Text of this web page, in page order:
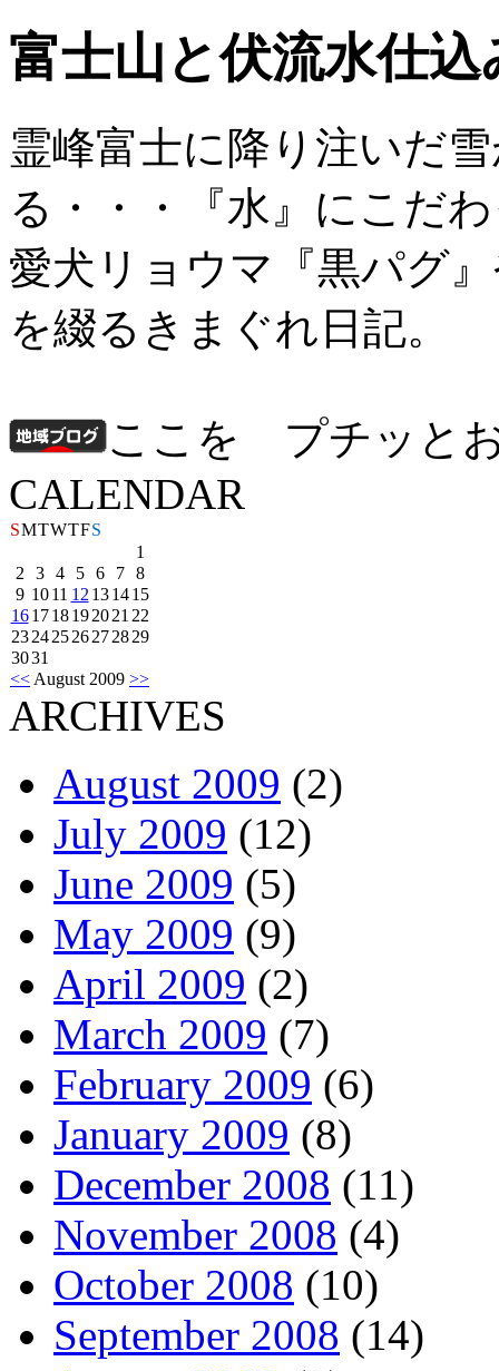
富士山と伏流水仕
霊峰富士に降り注いだ
る・・・『水』にこだ
愛犬リョウマ『黒パグ
を綴るきまぐれ日記。
ここを プチッと
CALENDAR
SMTWTFS
1
2
3 4 5 6 7
8
9 10 11 12 13 14 15
16 17 18 19 20 21 22
23 24 25 26 27 28 29
3031
<< August 2009 >>
ARCHIVES
August 2009 (2)
July 2009 (12)
June 2009 (5)
May 2009 (9)
April 2009 (2)
March 2009 (7)
February 2009 (6)
January 2009 (8)
December 2008 (11)
November 2008 (4)
October 2008 (10)
September 2008 (14)